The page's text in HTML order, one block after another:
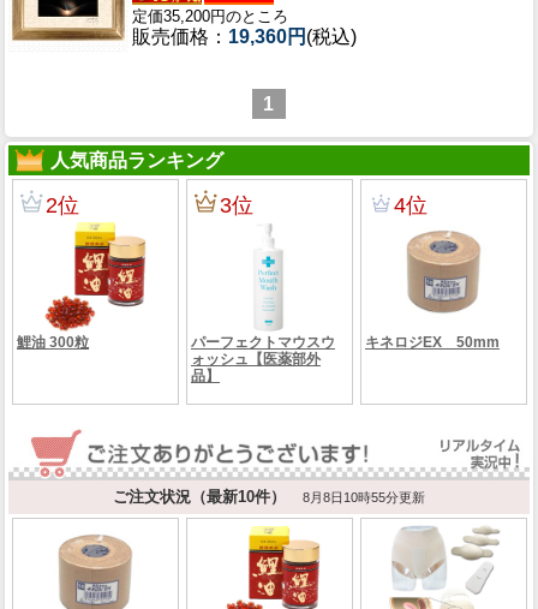
定価35,200円のところ
販売価格： 19,360円 (税込)
1
人気商品ランキング